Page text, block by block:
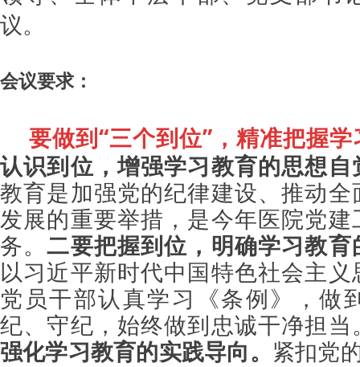
议。
会议要求：
要做到“三个到位”，精准把握
认识到位，增强学习教育的思想自
教育是加强党的纪律建设、推动
发展的重要举措，是今年医院党
务。二要把握到位，明确学习教
以习近平新时代中国特色社会主
党员干部认真学习《条例》，做
纪、守纪，始终做到忠诚干净担当
强化学习教育的实践导向。 紧扣党